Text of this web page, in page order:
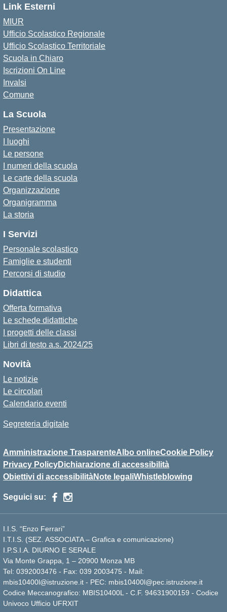
Link Esterni
MIUR
Ufficio Scolastico Regionale
Ufficio Scolastico Territoriale
Scuola in Chiaro
Iscrizioni On Line
Invalsi
Comune
La Scuola
Presentazione
I luoghi
Le persone
I numeri della scuola
Le carte della scuola
Organizzazione
Organigramma
La storia
I Servizi
Personale scolastico
Famiglie e studenti
Percorsi di studio
Didattica
Offerta formativa
Le schede didattiche
I progetti delle classi
Libri di testo a.s. 2024/25
Novità
Le notizie
Le circolari
Calendario eventi
Segreteria digitale
Amministrazione TrasparenteAlbo onlineCookie Policy
Privacy PolicyDichiarazione di accessibilità
Obiettivi di accessibilitàNote legaliWhistleblowing
Seguici su:
I.I.S. “Enzo Ferrari”
I.T.I.S. (SEZ. ASSOCIATA – Grafica e comunicazione)
I.P.S.I.A. DIURNO E SERALE
Via Monte Grappa, 1 – 20900 Monza MB
Tel: 0392003476 - Fax: 039 2003475 - Mail:
mbis10400l@istruzione.it - PEC: mbis10400l@pec.istruzione.it
Codice Meccanografico: MBIS10400L - C.F. 94631900159 - Codice
Univoco Ufficio UFRXIT